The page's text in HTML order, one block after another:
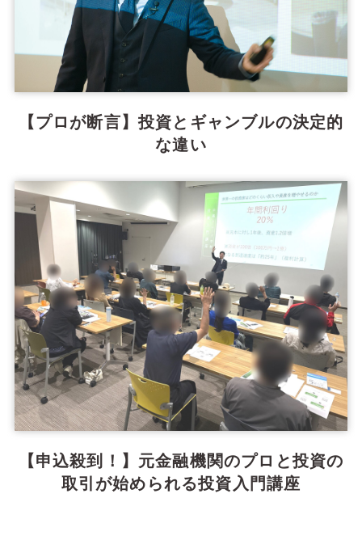
【プロが断言】投資とギャンブルの決定的
な違い
【申込殺到！】元金融機関のプロと投資の
取引が始められる投資入門講座